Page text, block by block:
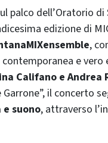
palco dell’Oratorio di
edizione di
,
e vero
Califano e Andrea
il concerto
suono, attraverso